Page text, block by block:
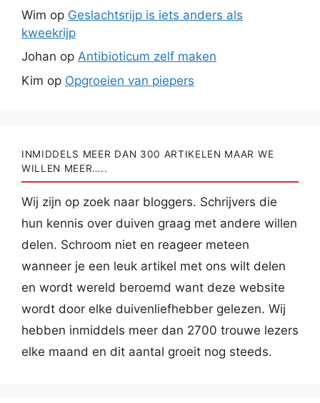
Wim op Geslachtsrijp is iets anders als
kweekrijp
Johan op Antibioticum zelf maken
Kim op Opgroeien van piepers
INMIDDELS MEER DAN 300 ARTIKELEN MAAR WE
WILLEN MEER…..
Wij zijn op zoek naar bloggers. Schrijvers die
hun kennis over duiven graag met andere willen
delen. Schroom niet en reageer meteen
wanneer je een leuk artikel met ons wilt delen
en wordt wereld beroemd want deze website
wordt door elke duivenliefhebber gelezen. Wij
hebben inmiddels meer dan 2700 trouwe lezers
elke maand en dit aantal groeit nog steeds.